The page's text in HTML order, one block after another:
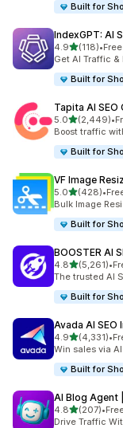
Built for
IndexGPT: AI
4.9별 5개 중
(118)
총 리뷰 118개
•
Get AI Traffic &
Built for
Tapita AI SEO
5.0별 5개 중
(2,449)
총 리뷰 2449개
•
Boost traffic
Built for
VF Image
5.0별 5개 중
(428)
총 리뷰 428개
•
Bulk Image
Built for
BOOSTER AI
4.8별 5개 중
(5,261)
총 리뷰 5261개
•
The trusted AI
Built for
Avada AI
4.9별 5개 중
(4,331)
총 리뷰 4331개
•
Win sales via
Built for
AI Blog Agent
4.8별 5개 중
(207)
총 리뷰 207개
•
Drive Traffic